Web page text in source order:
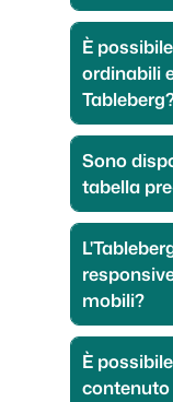
È
ordinabili
Sono
tabella
mobili?
È
contenuto